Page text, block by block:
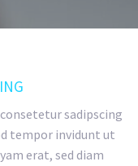
sadipscing
tempor invidunt ut
erat, sed diam